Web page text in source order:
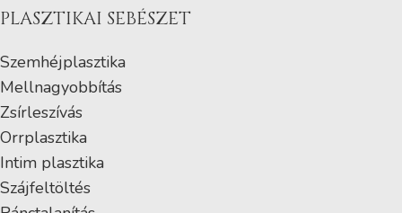
PLASZTIKAI SEBÉSZET
Szemhéjplasztika
Mellnagyobbítás
Zsírleszívás
Orrplasztika
Intim plasztika
Szájfeltöltés